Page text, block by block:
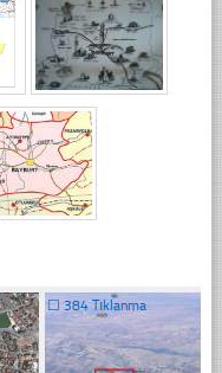
☐ 384 Tıklanma